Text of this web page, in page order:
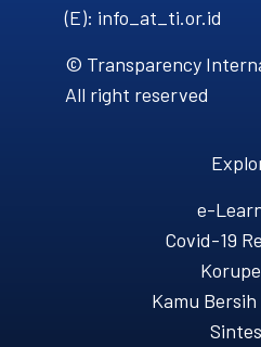
(E): info_at_ti.or.id
© Transparency
All right reserved
e-
Covid-19
Kamu